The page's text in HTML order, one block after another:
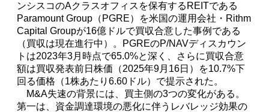
ンシスコのAクラスオフィスを保有するREITである
Paramount Group（PGRE）を米国の運用会社・Rithm
Capital Groupが16億ドルで買収合意した事例である
（買収は現在進行中）。PGREのP/NAVディスカウン
トは2023年3月時点で65.0%と深く、さらに買収合意
額は買収発表前日株価（2025年9月16日）を10.7%下
回る価格（1株あたり6.60ドル）で提示された。
M&A失速の背景には、買主側の3つの変化がある。
第一は、資金調達環境の悪化に伴うレバレッジ効果の